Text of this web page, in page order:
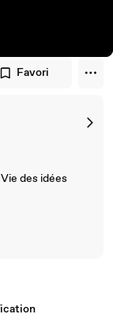
Favori
des idées